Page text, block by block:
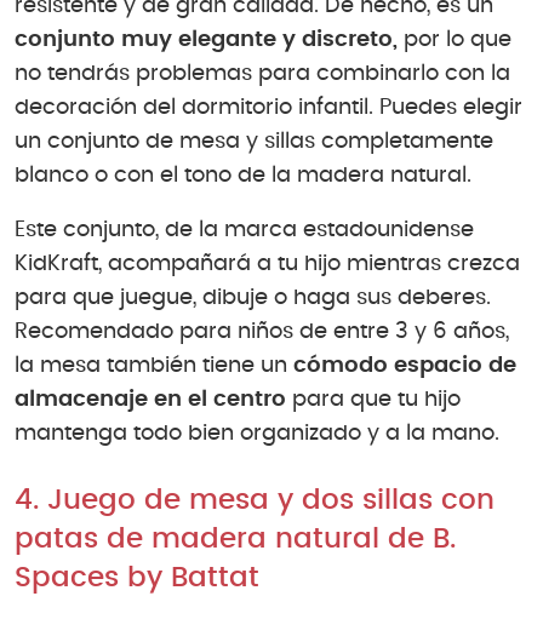
resistente y de gran calidad. De hecho, es un
conjunto muy elegante y discreto, por lo que
no tendrás problemas para combinarlo con la
decoración del dormitorio infantil. Puedes elegir
un conjunto de mesa y sillas completamente
blanco o con el tono de la madera natural.
Este conjunto, de la marca estadounidense
KidKraft, acompañará a tu hijo mientras crezca
para que juegue, dibuje o haga sus deberes.
Recomendado para niños de entre 3 y 6 años,
la mesa también tiene un cómodo espacio de
almacenaje en el centro para que tu hijo
mantenga todo bien organizado y a la mano.
4. Juego de mesa y dos sillas con
patas de madera natural de B.
Spaces by Battat